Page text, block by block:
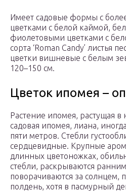
Имеет садовые формы с
цветками с белой каймой,
фиолетовыми цветками с
сорта ‘Roman Candy’ листья
цветки вишневые с белым
120–150 см.
Цветок ипомея –
Растение ипомея, растущая в
садовая ипомея, лиана,
пяти метров. Стебли
сердцевидные. Крупные
длинных цветоножках,
стебли, раскрываются
поворачиваются за солнцем,
полдень, хотя в пасмурный